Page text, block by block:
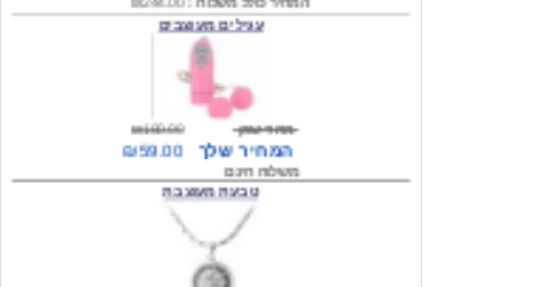
₪180.00 מחיר שוק
המחיר שלך
משלוח חינם
טבעת מעוצבת